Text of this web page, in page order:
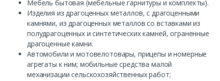
Мебель бытовая (мебельные гарнитуры и комплекты).
Изделия из драгоценных металлов, с драгоценными
камнями, из драгоценных металлов со вставками из
полудрагоценных и синтетических камней, ограненные
драгоценные камни.
Автомобили и мотовелотовары, прицепы и номерные
агрегаты к ним; мобильные средства малой
механизации сельскохозяйственных работ;